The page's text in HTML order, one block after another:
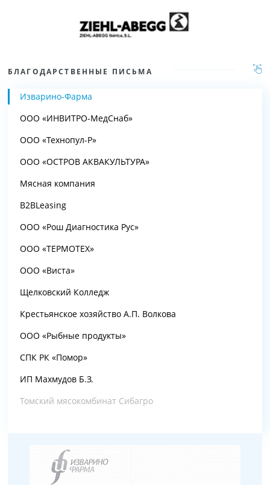
БЛАГОДАРСТВЕННЫЕ ПИСЬМА
Изварино-Фарма
ООО «ИНВИТРО-МедСнаб»
ООО «Технопул-Р»
ООО «ОСТРОВ АКВАКУЛЬТУРА»
Мясная компания
B2BLeasing
ООО «Рош Диагностика Рус»
ООО «ТЕРМОТЕХ»
ООО «Виста»
Щелковский Колледж
Крестьянское хозяйство А.П. Волкова
ООО «Рыбные продукты»
СПК РК «Помор»
ИП Махмудов Б.З.
Томский мясокомбинат Сибагро